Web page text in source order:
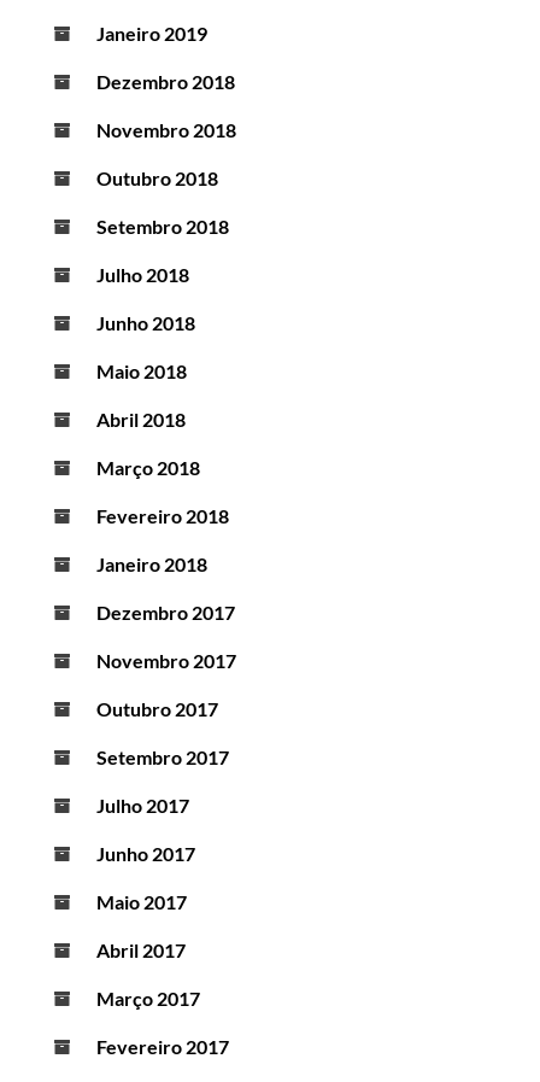
Janeiro 2019
Dezembro 2018
Novembro 2018
Outubro 2018
Setembro 2018
Julho 2018
Junho 2018
Maio 2018
Abril 2018
Março 2018
Fevereiro 2018
Janeiro 2018
Dezembro 2017
Novembro 2017
Outubro 2017
Setembro 2017
Julho 2017
Junho 2017
Maio 2017
Abril 2017
Março 2017
Fevereiro 2017